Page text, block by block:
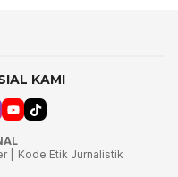
KAMI
|
Kode Etik Jurnalistik